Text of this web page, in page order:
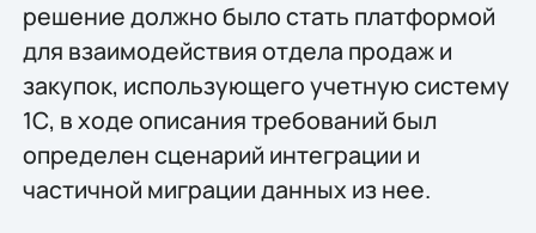
решение должно было стать платформой
для взаимодействия отдела продаж и
закупок, использующего учетную систему
1С, в ходе описания требований был
определен сценарий интеграции и
частичной миграции данных из нее.